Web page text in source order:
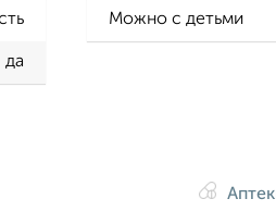
Можно с детьми
да